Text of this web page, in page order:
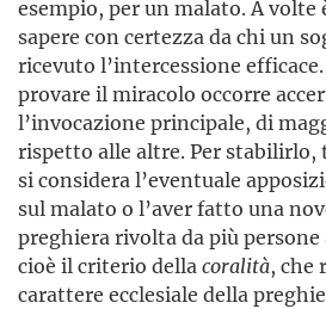
esempio, per un malato. A
sapere con certezza da chi un
ricevuto l’intercessione
provare il miracolo occorre
l’invocazione principale, di
rispetto alle altre. Per
si considera l’eventuale
sul malato o l’aver fatto una
preghiera rivolta da più persone
cioè il criterio della coralità, che
carattere ecclesiale della